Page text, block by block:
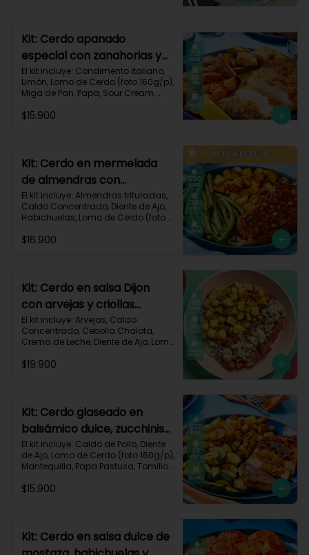
Carbohidratos 59g | Grasas 19g |
Proteínas 36g
Kit: Cerdo apanado
especial con zanahorias y
papas al horno-58
El kit incluye: Condimento italiano,
Limón, Lomo de Cerdo (foto 160g/p),
Miga de Pan, Papa, Sour Cream,
$15.900
Kit: Cerdo en mermelada
de almendras con
habichuelas y criollas al
horno-144
El kit incluye: Almendras trituradas,
Caldo Concentrado, Diente de Ajo,
Habichuelas, Lomo de Cerdo (foto
Criolla, Receta Impresa.
$16.900
Kit: Cerdo en salsa Dijon
con arvejas y criollas
asadas-95
El kit incluye: Arvejas, Caldo
Concentrado, Cebolla Chalota,
Crema de Leche, Diente de Ajo, Lomo
Mostaza Dijon, Papa Criolla,
Carbohidratos 58g | Grasas 38g |
Proteínas 44g
$19.900
Kit: Cerdo glaseado en
balsámico dulce, zucchinis
y papas al tomillo-57
El kit incluye: Caldo de Pollo, Diente
de Ajo, Lomo de Cerdo (foto 160g/p),
Mantequilla, Papa Pastusa, Tomillo
Verde, Receta Impresa.
$15.900
Kit: Cerdo en salsa dulce de